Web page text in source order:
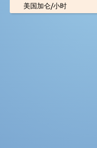
美国加仑/小时